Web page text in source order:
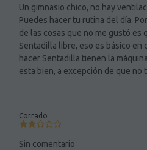
Un gimnasio chico, no hay
Puedes hacer tu rutina del día.
de las cosas que no me gustó es
Sentadilla libre, eso es básico en
hacer Sentadilla tienen la
esta bien, a excepción de que no
Corrado
Sin comentario